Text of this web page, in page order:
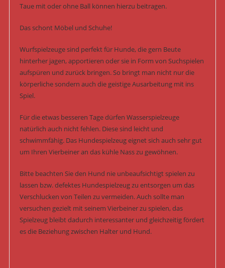
Taue mit oder ohne Ball können hierzu beitragen.
Das schont Möbel und Schuhe!
Wurfspielzeuge sind perfekt für Hunde, die gern Beute
hinterher jagen, apportieren oder sie in Form von Suchspielen
aufspüren und zurück bringen. So bringt man nicht nur die
körperliche sondern auch die geistige Ausarbeitung mit ins
Spiel.
Für die etwas besseren Tage dürfen Wasserspielzeuge
natürlich auch nicht fehlen. Diese sind leicht und
schwimmfähig. Das Hundespielzeug eignet sich auch sehr gut
um Ihren Vierbeiner an das kühle Nass zu gewöhnen.
Bitte beachten Sie den Hund nie unbeaufsichtigt spielen zu
lassen bzw. defektes Hundespielzeug zu entsorgen um das
Verschlucken von Teilen zu vermeiden. Auch sollte man
versuchen gezielt mit seinem Vierbeiner zu spielen, das
Spielzeug bleibt dadurch interessanter und gleichzeitig fördert
es die Beziehung zwischen Halter und Hund.